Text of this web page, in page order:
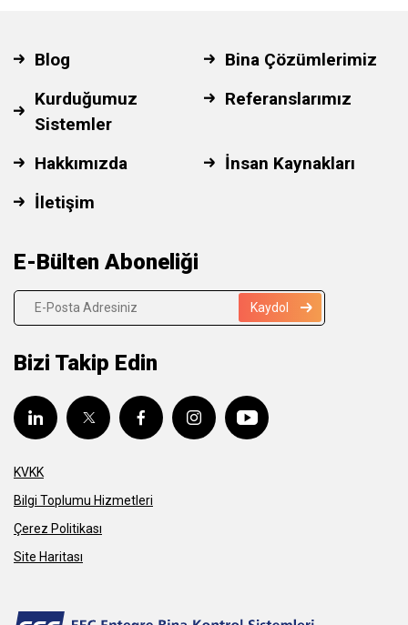
Blog
Bina Çözümlerimiz
Kurduğumuz
Sistemler
Referanslarımız
Hakkımızda
İnsan Kaynakları
İletişim
E-Bülten Aboneliği
Kaydol
Bizi Takip Edin
KVKK
Bilgi Toplumu Hizmetleri
Çerez Politikası
Site Haritası